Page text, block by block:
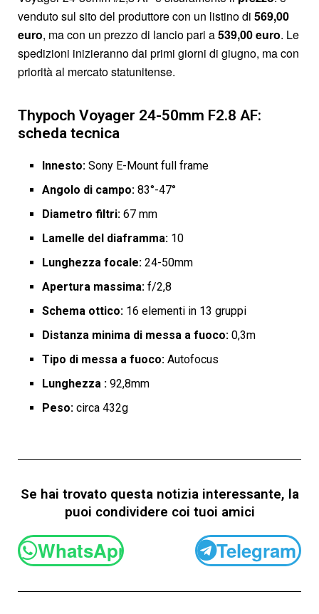
venduto sul sito del produttore con un listino di 569,00
euro, ma con un prezzo di lancio pari a539,00 euro. Le
spedizioni inizieranno dai primi giorni di giugno, ma con
priorità al mercato statunitense.
Thypoch Voyager 24-50mm F2.8 AF:
scheda tecnica
Innesto: Sony E-Mount full frame
Angolo di campo:83°-47°
Diametro filtri: 67 mm
Lamelle del diaframma: 10
Lunghezza focale: 24-50mm
Apertura massima: f/2,8
Schema ottico: 16 elementi in 13 gruppi
Distanza minima di messa a fuoco: 0,3m
Tipo di messa a fuoco: Autofocus
Lunghezza : 92,8mm
Peso: circa 432g
Se hai trovato questa notizia interessante, la
puoi condividere coi tuoi amici
WhatsApp Telegram